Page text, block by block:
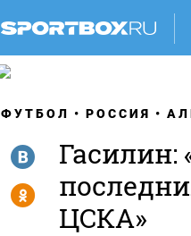
ФУТБОЛ РОССИЯ
Гасилин:
ЦСКА»
R
Y